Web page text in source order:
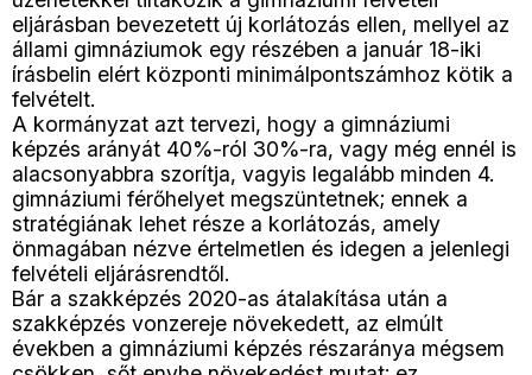
eljárásban bevezetett új korlátozás ellen, mellyel az
állami gimnáziumok egy részében a január 18-iki
írásbelin elért központi minimálpontszámhoz kötik a
felvételt.
A kormányzat azt tervezi, hogy a gimnáziumi
képzés arányát 40%-ról 30%-ra, vagy még ennél is
alacsonyabbra szorítja, vagyis legalább minden 4.
gimnáziumi férőhelyet megszüntetnek; ennek a
stratégiának lehet része a korlátozás, amely
önmagában nézve értelmetlen és idegen a jelenlegi
felvételi eljárásrendtől.
Bár a szakképzés 2020-as átalakítása után a
szakképzés vonzereje növekedett, az elmúlt
években a gimnáziumi képzés részaránya mégsem